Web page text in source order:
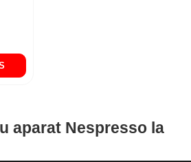
aparat Nespresso la